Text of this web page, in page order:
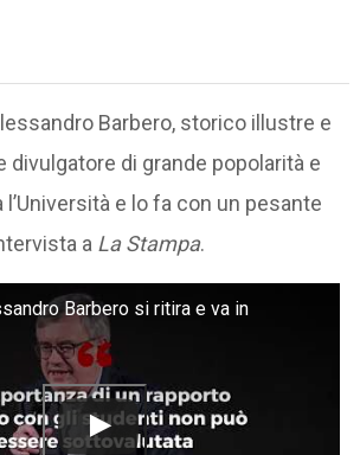
Barbero, storico illustre e
divulgatore di grande popolarità e
e lo fa con un pesante
a La Stampa.
Barbero si ritira e va in